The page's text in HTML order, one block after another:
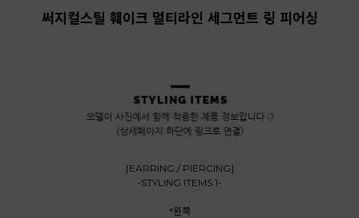
써지컬스틸 훼이크 멀티라인 세그먼트 링 피어싱
[EARRING / PIERCING]
-STYLING ITEMS 1-
*왼쪽